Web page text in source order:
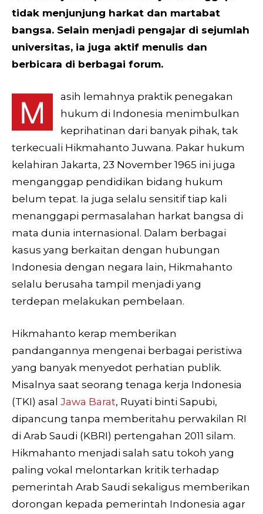
tidak menjunjung harkat dan martabat
bangsa. Selain menjadi pengajar di sejumlah
universitas, ia juga aktif menulis dan
berbicara di berbagai forum.
M
asih lemahnya praktik penegakan
hukum di Indonesia menimbulkan
keprihatinan dari banyak pihak, tak
terkecuali Hikmahanto Juwana. Pakar hukum
kelahiran Jakarta, 23 November 1965 ini juga
menganggap pendidikan bidang hukum
belum tepat. Ia juga selalu sensitif tiap kali
menanggapi permasalahan harkat bangsa di
mata dunia internasional. Dalam berbagai
kasus yang berkaitan dengan hubungan
Indonesia dengan negara lain, Hikmahanto
selalu berusaha tampil menjadi yang
terdepan melakukan pembelaan.
Hikmahanto kerap memberikan
pandangannya mengenai berbagai peristiwa
yang banyak menyedot perhatian publik.
Misalnya saat seorang tenaga kerja Indonesia
(TKI) asal Jawa Barat, Ruyati binti Sapubi,
dipancung tanpa memberitahu perwakilan RI
di Arab Saudi (KBRI) pertengahan 2011 silam.
Hikmahanto menjadi salah satu tokoh yang
paling vokal melontarkan kritik terhadap
pemerintah Arab Saudi sekaligus memberikan
dorongan kepada pemerintah Indonesia agar